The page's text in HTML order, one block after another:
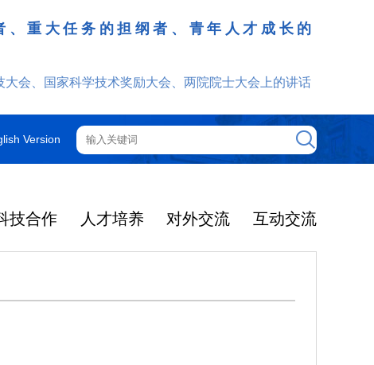
重大任务的担纲者、青年人才成长的
会、国家科学技术奖励大会、两院院士大会上的讲话
Version
技合作 人才培养 对外交流 互动交流